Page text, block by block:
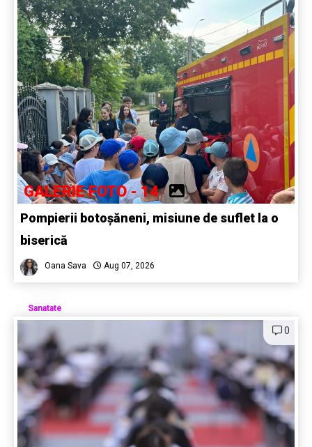
GALERIE FOTO - 14
Pompierii botoșăneni, misiune de suflet la o
biserică
Oana Sava Aug 07, 2026
Sanatate
0